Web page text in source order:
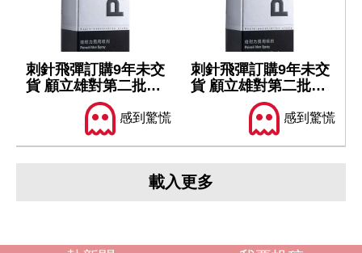
刺針飛彈訂購9年未交
貨 顧立雄對第二批軍
感到驚慌
刺針飛彈訂購9年未交
貨 顧立雄對第二批軍
感到驚慌
載入更多